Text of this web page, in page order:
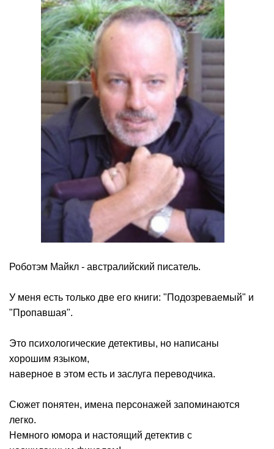
Роботэм Майкл - австралийский писатель.
У меня есть только две его книги: "Подозреваемый" и
"Пропавшая".
Это психологические детективы, но написаны
хорошим языком,
наверное в этом есть и заслуга переводчика.
Сюжет понятен, имена персонажей запоминаются
легко.
Немного юмора и настоящий детектив с